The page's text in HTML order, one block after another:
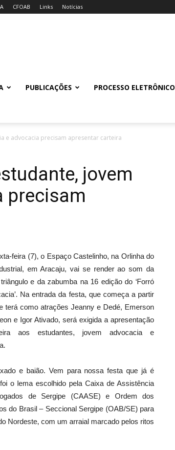
CFOAB Links Notícias
PUBLICAÇÕES PROCESSO ELETRÔNICO
e advocacia precisam apresentar carteira
jovem
precisam
feira (7), o Espaço Castelinho, na Orlinha do
em Aracaju, vai se render ao som da
e da zabumba na 16 edição do ‘Forró
Na entrada da festa, que começa a partir
terá como atrações Jeanny e Dedé, Emerson
e Igor Ativado, será exigida a apresentação
aos estudantes, jovem advocacia e
e baião. Vem para nossa festa que já é
foi o lema escolhido pela Caixa de Assistência
de Sergipe (CAASE) e Ordem dos
do Brasil – Seccional Sergipe (OAB/SE) para
Nordeste, com um arraial marcado pelos ritos